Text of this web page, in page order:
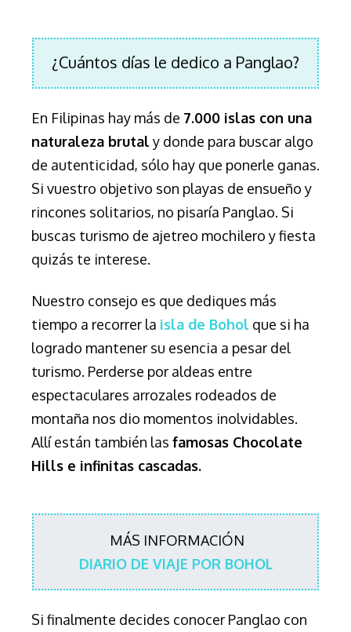
¿Cuántos días le dedico a Panglao?
En Filipinas hay más de 7.000 islas con una
naturaleza brutal y donde para buscar algo
de autenticidad, sólo hay que ponerle ganas.
Si vuestro objetivo son playas de ensueño y
rincones solitarios, no pisaría Panglao. Si
buscas turismo de ajetreo mochilero y fiesta
quizás te interese.
Nuestro consejo es que dediques más
tiempo a recorrer la isla de Bohol que si ha
logrado mantener su esencia a pesar del
turismo. Perderse por aldeas entre
espectaculares arrozales rodeados de
montaña nos dio momentos inolvidables.
Allí están también las famosas Chocolate
Hills e infinitas cascadas.
MÁS INFORMACIÓN
DIARIO DE VIAJE POR BOHOL
Si finalmente decides conocer Panglao con